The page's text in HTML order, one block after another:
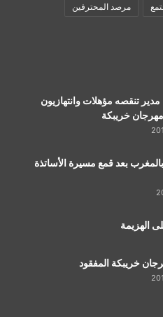
مرصد المحترفين
تنقصه مؤهلات وانتهازيون
خريبكة
بعد قمع مسيرة الأساتذة
خريبكة المفقود